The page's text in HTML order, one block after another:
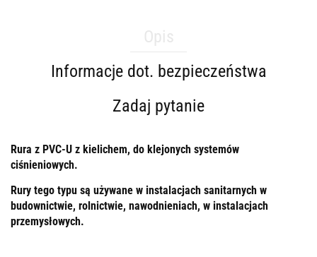
Informacje dot. bezpieczeństwa
Zadaj pytanie
Rura z PVC-U z kielichem, do klejonych systemów
ciśnieniowych.
Rury tego typu są używane w instalacjach sanitarnych w
budownictwie, rolnictwie, nawodnieniach, w instalacjach
przemysłowych.